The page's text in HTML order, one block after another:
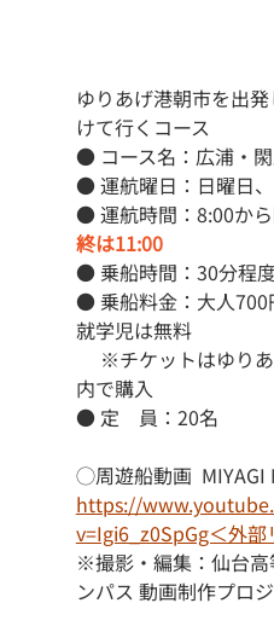
ゆりあげ港朝市を出
けて行くコース
● コース名： 広浦・
● 運航曜日：日曜日
● 運航時間：8:00か
終は11:00
● 乗船時間：30分程度
● 乗船料金：大人700
就学児は無料
※チケットはゆりあ
内で購入
● 定　員：20名
◯周遊船動画  MIYAGI
https://
v=Igi6_z0SpGg＜外部
※撮影・編集：仙台高
ンパス 動画制作プロ